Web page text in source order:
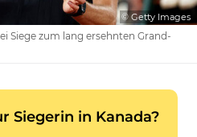
© Getty Images
Siege zum lang ersehnten Grand-